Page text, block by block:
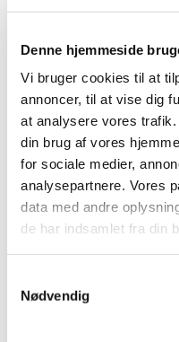
Denne hjemmeside
Vi bruger cookies til at
annoncer, til at vise dig
at analysere vores
din brug af vores
for sociale medier,
analysepartnere. Vores
data med andre
de har indsamlet fra din
Nødvendig
2021 (516)
2020 (263)
2019 (159)
2018 (150)
2017 (167)
2016 (167)
2015 (33)
2014 (44)
2013 (49)
2011 (13)